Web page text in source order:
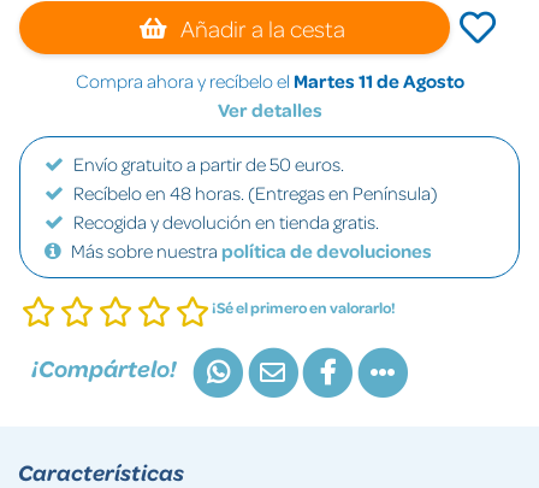
Añadir a la cesta
Compra ahora y recíbelo el Martes 11 de Agosto
Ver detalles
Envío gratuito a partir de 50 euros.
Recíbelo en 48 horas. (Entregas en Península)
Recogida y devolución en tienda gratis.
Más sobre nuestra política de devoluciones
¡Sé el primero en valorarlo!
¡Compártelo!
Características